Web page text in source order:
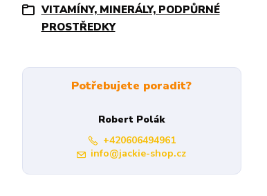
VITAMÍNY, MINERÁLY, PODPŮRNÉ
PROSTŘEDKY
Potřebujete poradit?
Robert Polák
+420606494961
info@jackie-shop.cz